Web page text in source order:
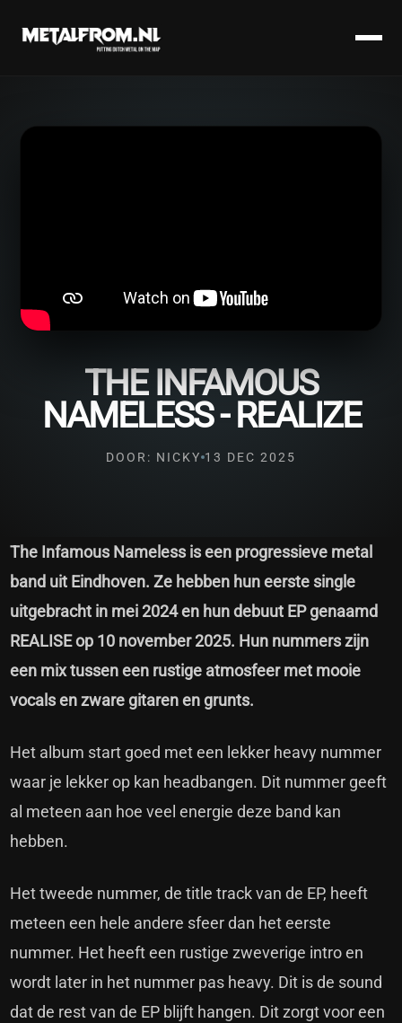
THE INFAMOUS
NAMELESS - REALIZE
DOOR: NICKY 13 DEC 2025
The Infamous Nameless is een progressieve metal
band uit Eindhoven. Ze hebben hun eerste single
uitgebracht in mei 2024 en hun debuut EP genaamd
REALISE op 10 november 2025. Hun nummers zijn
een mix tussen een rustige atmosfeer met mooie
vocals en zware gitaren en grunts.
Het album start goed met een lekker heavy nummer
waar je lekker op kan headbangen. Dit nummer geeft
al meteen aan hoe veel energie deze band kan
hebben.
Het tweede nummer, de title track van de EP, heeft
meteen een hele andere sfeer dan het eerste
nummer. Het heeft een rustige zweverige intro en
wordt later in het nummer pas heavy. Dit is de sound
dat de rest van de EP blijft hangen. Dit zorgt voor een